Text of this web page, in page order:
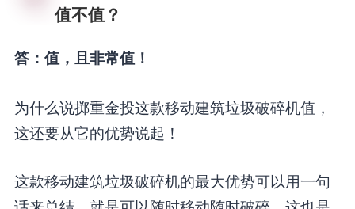
值不值？
答：值，且非常值！
为什么说掷重金投这款移动建筑垃圾破碎机值，
这还要从它的优势说起！
这款移动建筑垃圾破碎机的最大优势可以用一句